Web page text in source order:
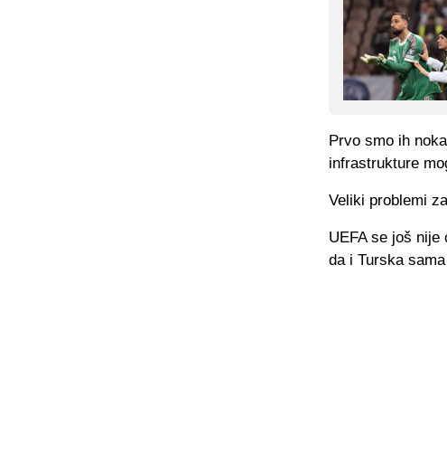
Prvo smo ih
infrastrukture
Veliki problemi
UEFA se još
da i Turska